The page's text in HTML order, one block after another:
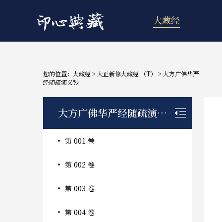
大藏经
您的位置： 大藏经 > 大正新修大藏经 （T） > 大方广佛华严
经随疏演义钞
大方广佛华严经随疏演义钞
第 001 卷
第 002 卷
第 003 卷
第 004 卷